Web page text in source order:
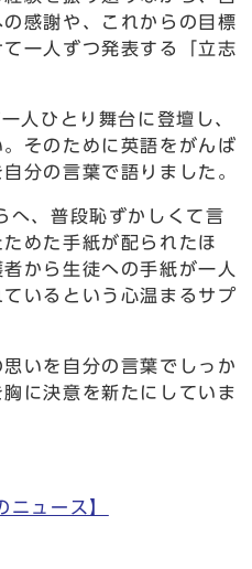
感謝や、これからの目標
一人ずつ発表する「立志
ひとり舞台に登壇し、
。そのために英語をがんば
分の言葉で語りました。
、普段恥ずかしくて言
めた手紙が配られたほ
から生徒への手紙が一人
いるという心温まるサプ
いを自分の言葉でしっか
に決意を新たにしていま
ニュース】